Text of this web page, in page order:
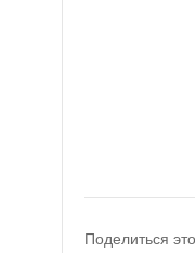
Поделиться